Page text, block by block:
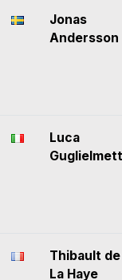
Jonas
Andersson
Luca
Thibault de
La Haye